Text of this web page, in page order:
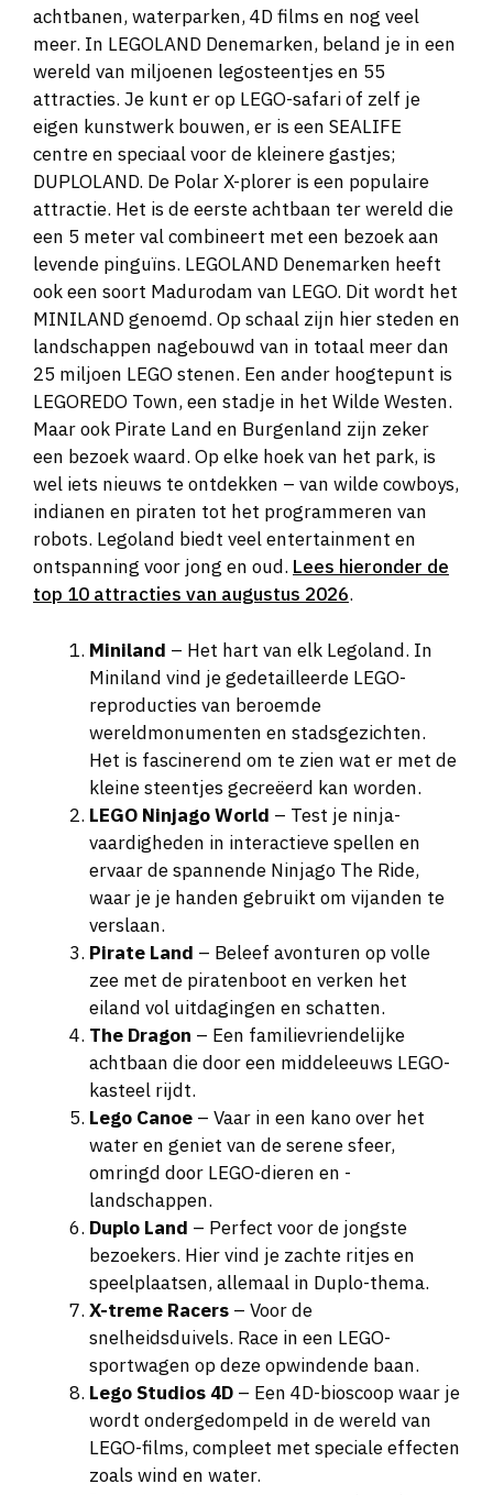
achtbanen, waterparken, 4D films en nog veel
meer. In LEGOLAND Denemarken, beland je in een
wereld van miljoenen legosteentjes en 55
attracties. Je kunt er op LEGO-safari of zelf je
eigen kunstwerk bouwen, er is een SEALIFE
centre en speciaal voor de kleinere gastjes;
DUPLOLAND. De Polar X-plorer is een populaire
attractie. Het is de eerste achtbaan ter wereld die
een 5 meter val combineert met een bezoek aan
levende pinguïns. LEGOLAND Denemarken heeft
ook een soort Madurodam van LEGO. Dit wordt het
MINILAND genoemd. Op schaal zijn hier steden en
landschappen nagebouwd van in totaal meer dan
25 miljoen LEGO stenen. Een ander hoogtepunt is
LEGOREDO Town, een stadje in het Wilde Westen.
Maar ook Pirate Land en Burgenland zijn zeker
een bezoek waard. Op elke hoek van het park, is
wel iets nieuws te ontdekken – van wilde cowboys,
indianen en piraten tot het programmeren van
robots. Legoland biedt veel entertainment en
ontspanning voor jong en oud. Lees hieronder de
top 10 attracties van augustus 2026.
Miniland – Het hart van elk Legoland. In
Miniland vind je gedetailleerde LEGO-
reproducties van beroemde
wereldmonumenten en stadsgezichten.
Het is fascinerend om te zien wat er met de
kleine steentjes gecreëerd kan worden.
LEGO Ninjago World – Test je ninja-
vaardigheden in interactieve spellen en
ervaar de spannende Ninjago The Ride,
waar je je handen gebruikt om vijanden te
verslaan.
Pirate Land – Beleef avonturen op volle
zee met de piratenboot en verken het
eiland vol uitdagingen en schatten.
The Dragon – Een familievriendelijke
achtbaan die door een middeleeuws LEGO-
kasteel rijdt.
Lego Canoe – Vaar in een kano over het
water en geniet van de serene sfeer,
omringd door LEGO-dieren en -
landschappen.
Duplo Land – Perfect voor de jongste
bezoekers. Hier vind je zachte ritjes en
speelplaatsen, allemaal in Duplo-thema.
X-treme Racers – Voor de
snelheidsduivels. Race in een LEGO-
sportwagen op deze opwindende baan.
Lego Studios 4D – Een 4D-bioscoop waar je
wordt ondergedompeld in de wereld van
LEGO-films, compleet met speciale effecten
zoals wind en water.